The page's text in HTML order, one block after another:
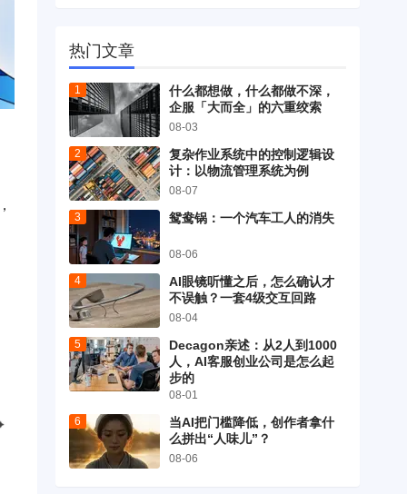
热门文章
什么都想做，什么都做不深，
企服「大而全」的六重绞索
08-03
复杂作业系统中的控制逻辑设
计：以物流管理系统为例
08-07
鸳鸯锅：一个汽车工人的消失
08-06
AI眼镜听懂之后，怎么确认才
不误触？一套4级交互回路
08-04
Decagon亲述：从2人到1000
人，AI客服创业公司是怎么起
步的
08-01
当AI把门槛降低，创作者拿什
么拼出“人味儿”？
08-06